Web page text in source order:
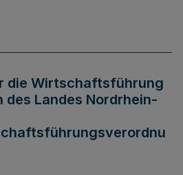
die Wirtschaftsführung
des Landes Nordrhein-